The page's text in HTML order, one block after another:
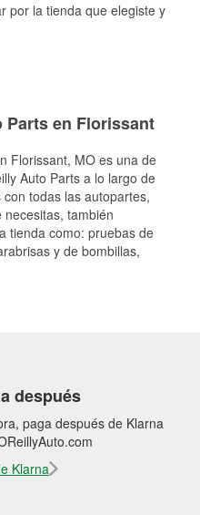
por la tienda que elegiste y
Parts en Florissant
Florissant, MO es una de
Auto Parts a lo largo de
todas las autopartes,
también
tienda como: pruebas de
y de bombillas,
después
paga después de Klarna
Klarna